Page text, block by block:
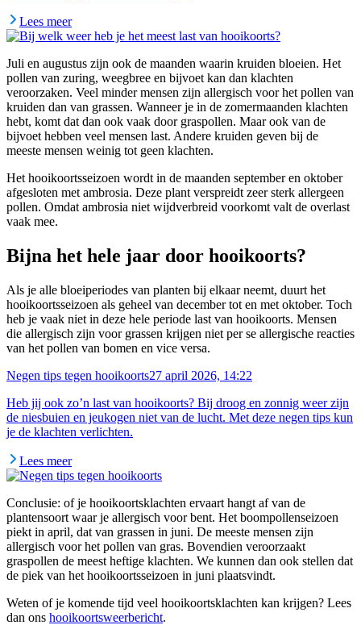
Lees meer
Juli en augustus zijn ook de maanden waarin kruiden bloeien. Het
pollen van zuring, weegbree en bijvoet kan dan klachten
veroorzaken. Veel minder mensen zijn allergisch voor het pollen van
kruiden dan van grassen. Wanneer je in de zomermaanden klachten
hebt, komt dat dan ook vaak door graspollen. Maar ook van de
bijvoet hebben veel mensen last. Andere kruiden geven bij de
meeste mensen weinig tot geen klachten.
Het hooikoortsseizoen wordt in de maanden september en oktober
afgesloten met ambrosia. Deze plant verspreidt zeer sterk allergeen
pollen. Omdat ambrosia niet wijdverbreid voorkomt valt de overlast
vaak mee.
Bijna het hele jaar door hooikoorts?
Als je alle bloeiperiodes van planten bij elkaar neemt, duurt het
hooikoortsseizoen als geheel van december tot en met oktober. Toch
heb je vaak niet in deze hele periode last van hooikoorts. Mensen
die allergisch zijn voor grassen krijgen niet per se allergische reacties
van het pollen van bomen en vice versa.
Negen tips tegen hooikoorts27 april 2026, 14:22
Heb jij ook zo’n last van hooikoorts? Bij droog en zonnig weer zijn
de niesbuien en jeukogen niet van de lucht. Met deze negen tips kun
je de klachten verlichten.
Lees meer
Conclusie: of je hooikoortsklachten ervaart hangt af van de
plantensoort waar je allergisch voor bent. Het boompollenseizoen
piekt in april, dat van grassen in juni. De meeste mensen zijn
allergisch voor het pollen van gras. Bovendien veroorzaakt
graspollen de meest heftige klachten. We kunnen dan ook stellen dat
de piek van het hooikoortsseizoen in juni plaatsvindt.
Weten of je komende tijd veel hooikoortsklachten kan krijgen? Lees
dan ons hooikoortsweerbericht.